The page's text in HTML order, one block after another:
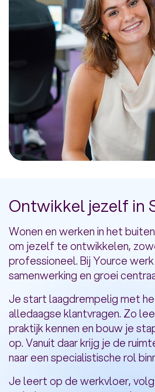
Ontwikkel jezelf in
Wonen en werken in het
om jezelf te ontwikkelen,
professioneel. Bij Yource
samenwerking en groei
Je start laagdrempelig met
alledaagse klantvragen. Zo
praktijk kennen en bouw je
op. Vanuit daar krijg je de
naar een specialistische rol
Je leert op de werkvloer,